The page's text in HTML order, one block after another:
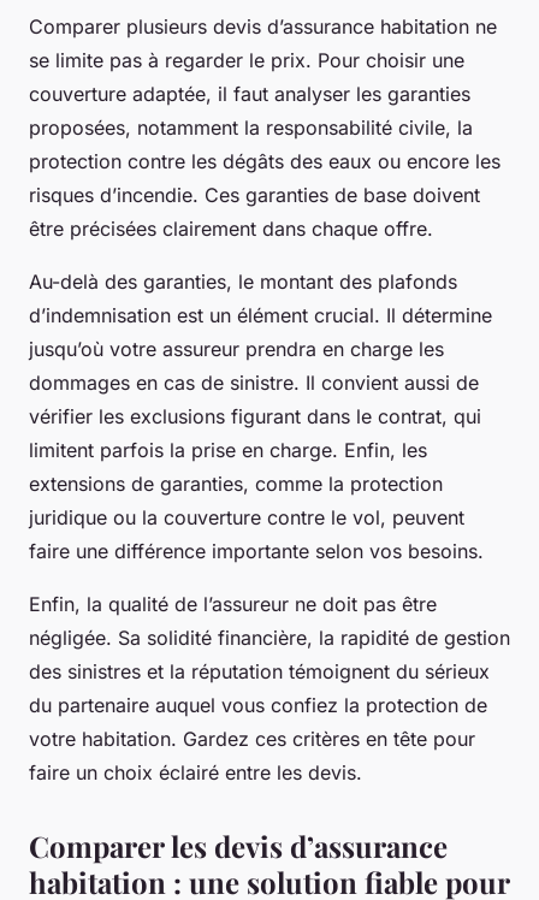
Comparer plusieurs devis d’assurance habitation ne
se limite pas à regarder le prix. Pour choisir une
couverture adaptée, il faut analyser les garanties
proposées, notamment la responsabilité civile, la
protection contre les dégâts des eaux ou encore les
risques d’incendie. Ces garanties de base doivent
être précisées clairement dans chaque offre.
Au-delà des garanties, le montant des plafonds
d’indemnisation est un élément crucial. Il détermine
jusqu’où votre assureur prendra en charge les
dommages en cas de sinistre. Il convient aussi de
vérifier les exclusions figurant dans le contrat, qui
limitent parfois la prise en charge. Enfin, les
extensions de garanties, comme la protection
juridique ou la couverture contre le vol, peuvent
faire une différence importante selon vos besoins.
Enfin, la qualité de l’assureur ne doit pas être
négligée. Sa solidité financière, la rapidité de gestion
des sinistres et la réputation témoignent du sérieux
du partenaire auquel vous confiez la protection de
votre habitation. Gardez ces critères en tête pour
faire un choix éclairé entre les devis.
Comparer les devis d’assurance
habitation : une solution fiable pour